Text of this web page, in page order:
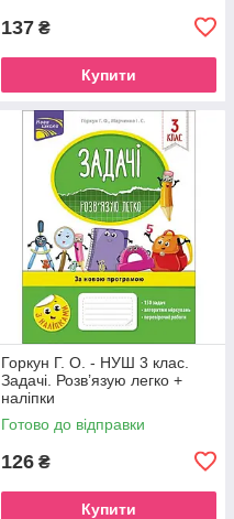
137 ₴
Купити
Горкун Г. О. - НУШ 3 клас.
Задачі. Розв’язую легко +
наліпки
Готово до відправки
126 ₴
Купити